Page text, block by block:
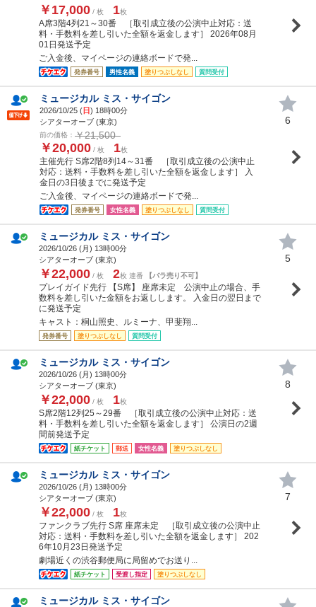
￥17,000 / 枚 1枚
A席3階4列21～30番 ［取引成立後の公演中止対応：送
料・手数料を差し引いた全額を返金します］ 2026年08月
01日発送予定
ご入金後、マイページの連絡ボードで発...
発券番号 男性名義 塗りつぶしなし 質問受付
ミュージカル ミス・サイゴン
2026/10/25 (日) 18時00分
シアターオーブ (東京)
前の価格： ￥21,500
￥20,000 / 枚 1枚
主催先行 S席2階8列14～31番 ［取引成立後の公演中止
対応：送料・手数料を差し引いた全額を返金します］ 入
金日の3日後までに発送予定
ご入金後、マイページの連絡ボードで発...
発券番号 女性名義 塗りつぶしなし 質問受付
6
ミュージカル ミス・サイゴン
2026/10/26 (月) 13時00分
シアターオーブ (東京)
￥22,000 / 枚 2枚 連番 【バラ売り不可】
プレイガイド先行 【S席】 座席未定 公演中止の場合、手
数料を差し引いた金額をお返しします。 入金日の翌日まで
に発送予定
キャスト：桐山照史、ルミーナ、甲斐翔...
発券番号 塗りつぶしなし 質問受付
5
ミュージカル ミス・サイゴン
2026/10/26 (月) 13時00分
シアターオーブ (東京)
￥22,000 / 枚 1枚
S席2階12列25～29番 ［取引成立後の公演中止対応：送
料・手数料を差し引いた全額を返金します］ 公演日の2週
間前発送予定
紙チケット 郵送 女性名義 塗りつぶしなし
8
ミュージカル ミス・サイゴン
2026/10/26 (月) 13時00分
シアターオーブ (東京)
￥22,000 / 枚 1枚
ファンクラブ先行 S席 座席未定 ［取引成立後の公演中止
対応：送料・手数料を差し引いた全額を返金します］ 202
6年10月23日発送予定
劇場近くの渋谷郵便局に局留めでお送り...
紙チケット 受渡し指定 塗りつぶしなし
7
ミュージカル ミス・サイゴン